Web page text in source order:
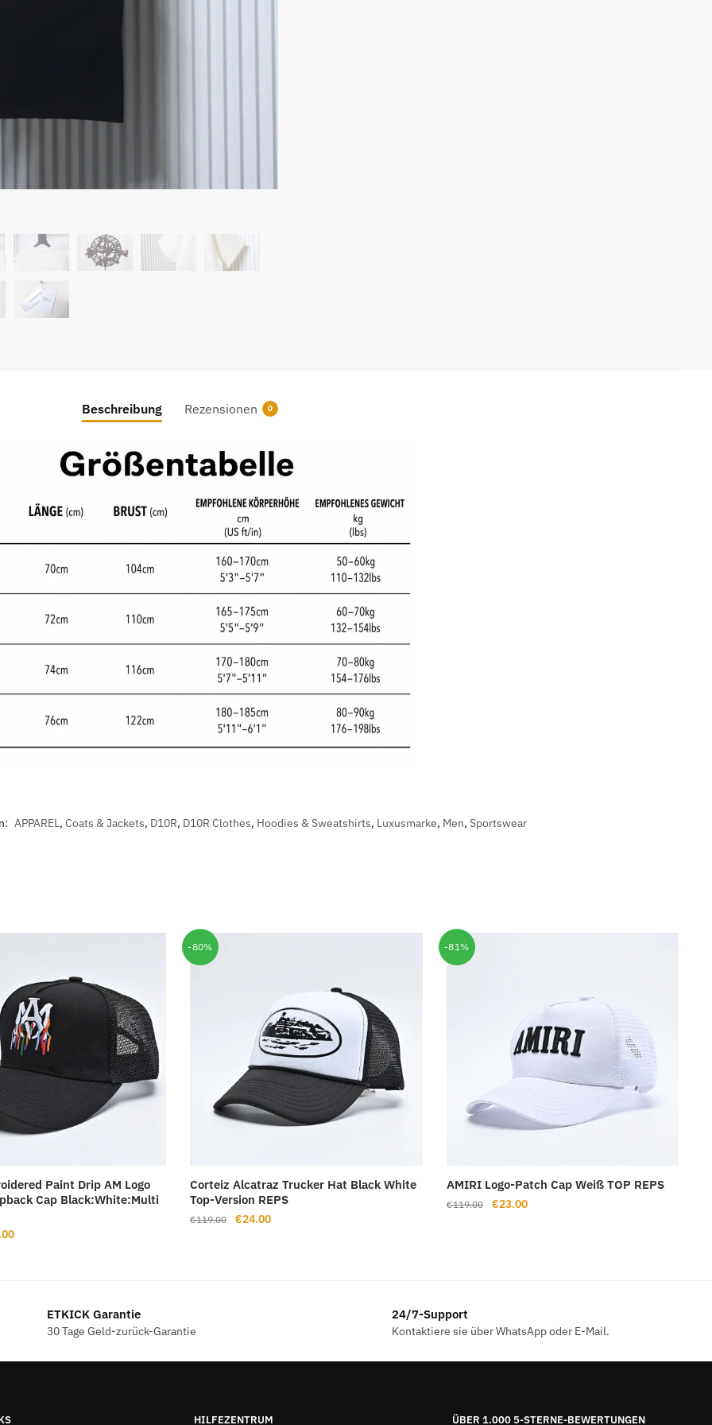
Beschreibung Rezensionen 0
APPAREL, Coats & Jackets, D10R, D10R Clothes, Hoodies & Sweatshirts, Luxusmarke, Men, Sportswear
Paint Drip AM Logo
Cap Black:White:Multi
Aktueller
-80%
Corteiz Alcatraz Trucker Hat Black White
Top-Version REPS
€119.00
Ursprünglicher
€24.00Aktueller
-81%
AMIRI Logo-Patch Cap Weiß TOP REPS
€119.00
Ursprünglicher
€23.00Aktueller
ETKICK Garantie
30 Tage Geld-zurück-Garantie
24/7-Support
Kontaktiere sie über WhatsApp oder E-Mail.
HILFEZENTRUM ÜBER 1.000 5-STERNE-BEWERTUNGEN